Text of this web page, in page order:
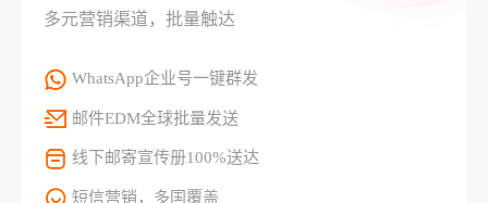
多元营销渠道，批量触达
WhatsApp企业号一键群发
邮件EDM全球批量发送
线下邮寄宣传册100%送达
短信营销，多国覆盖